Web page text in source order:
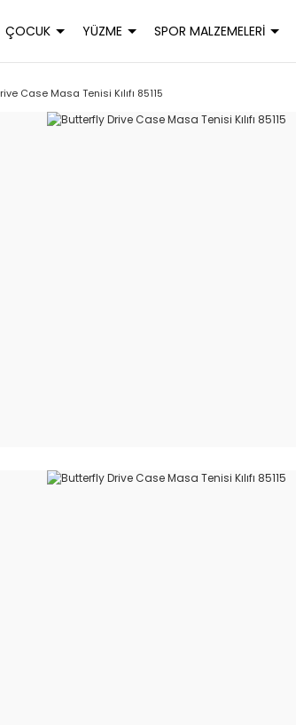
ÇOCUK YÜZME SPOR MALZEMELERİ
Case Masa Tenisi Kılıfı 85115